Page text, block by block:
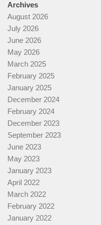
Archives
August 2026
July 2026
June 2026
May 2026
March 2025
February 2025
January 2025
December 2024
February 2024
December 2023
September 2023
June 2023
May 2023
January 2023
April 2022
March 2022
February 2022
January 2022